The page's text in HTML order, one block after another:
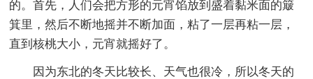
的。首先，人们会把方形的元宵馅放到盛着黏米面的簸
箕里，然后不断地摇并不断加面，粘了一层再粘一层，
直到核桃大小，元宵就摇好了。
因为东北的冬天比较长、天气也很冷，所以冬天的